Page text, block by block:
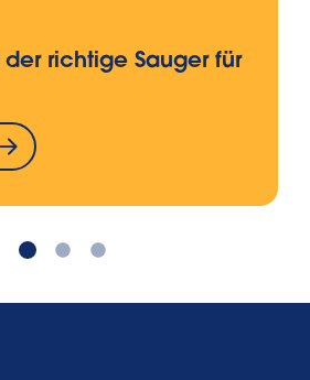
der richtige Sauger für